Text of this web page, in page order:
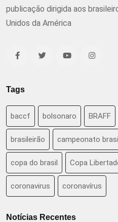
publicação dirigida aos
Unidos da América
Tags
baccf bolsonaro BRAFF
brasileirão campeonato
copa do brasil Copa
coronavirus coronavírus
Notícias Recentes